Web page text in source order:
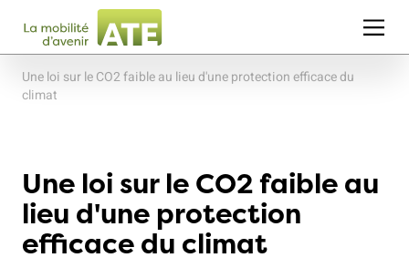
Une loi sur le CO2 faible au lieu d'une protection efficace du
climat
Une loi sur le CO2 faible au
lieu d'une protection
efficace du climat